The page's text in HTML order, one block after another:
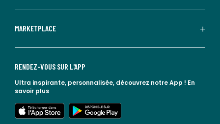
MARKETPLACE
RENDEZ-VOUS SUR L'APP
Ultra inspirante, personnalisée, découvrez notre App ! En
savoir plus
lien vers l'app store
lien vers google play